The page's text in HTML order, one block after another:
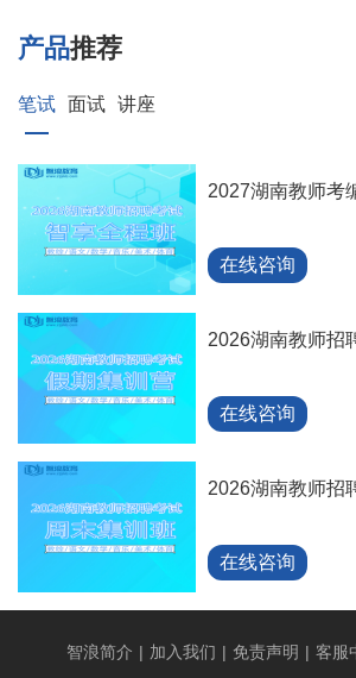
产品推荐
笔试 面试 讲座
2027湖南教师考
在线咨询
2026湖南教师招
在线咨询
2026湖南教师招
在线咨询
智浪简介 | 加入我们 | 免责声明 | 客服